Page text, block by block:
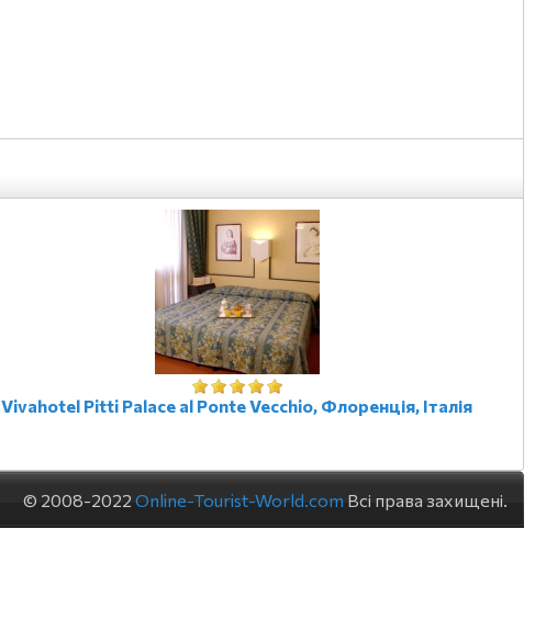
Vivahotel Pitti Palace al Ponte Vecchio, Флоренція, Італія
© 2008-2022 Online-Tourist-World.com Всі права захищені.